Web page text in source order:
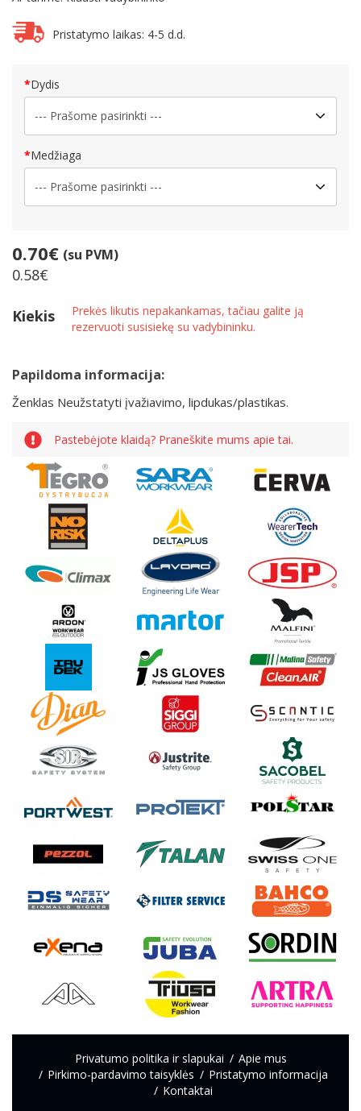
Pristatymo laikas: 4-5 d.d.
Dydis
Medžiaga
0.70€ (su PVM)
0.58€
Kiekis
Prekės likutis nepakankamas, tačiau galite ją
rezervuoti susisiekę su vadybininku.
Papildoma informacija:
Ženklas Neužstatyti įvažiavimo, lipdukas/plastikas.
Pastebėjote klaidą? Praneškite mums apie tai.
Privatumo politika ir slapukai
Apie mus
Pirkimo-pardavimo taisyklės
Pristatymo informacija
Kontaktai